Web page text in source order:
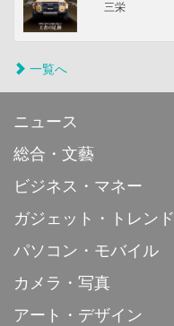
三栄
一覧へ
ニュース
総合・文藝
ビジネス・マネー
ガジェット・トレンド
パソコン・モバイル
カメラ・写真
アート・デザイン